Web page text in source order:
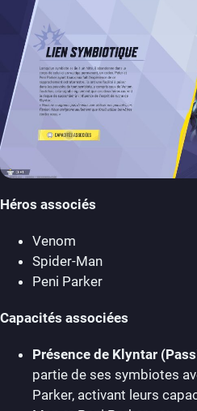
Héros associés
Venom
Spider-Man
Peni Parker
Capacités associées
Présence de Klyntar
partie de ses symbiotes
Parker, activant leurs